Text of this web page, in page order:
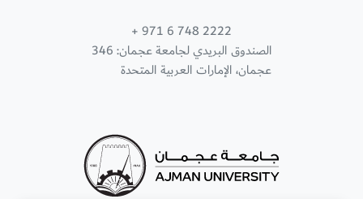
+ 971 6 748 2222
الصندوق البريدي لجامعة عجمان: 346
عجمان، الإمارات العربية المتحدة